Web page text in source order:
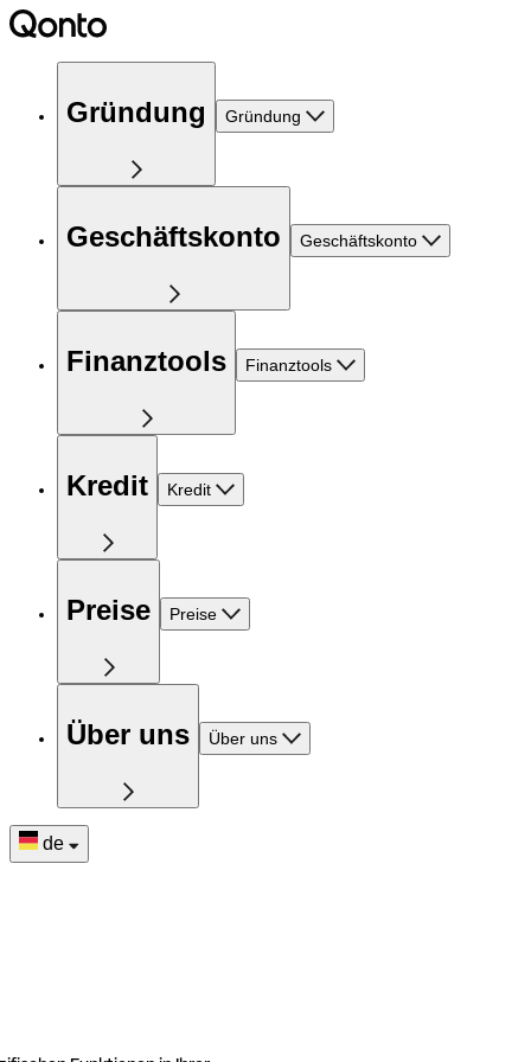
Gründung Gründung
Geschäftskonto Geschäftskonto
Finanztools Finanztools
Kredit Kredit
Preise Preise
Über uns Über uns
de